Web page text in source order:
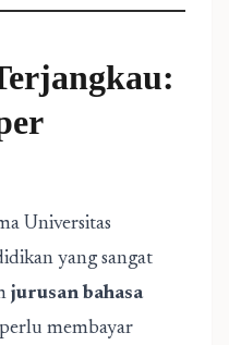
Universitas
yang sangat
jurusan bahasa
membayar